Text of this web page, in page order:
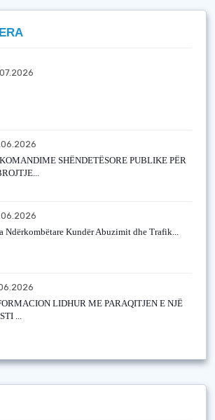
SHËNDETËSORE PUBLIKE PËR
Ndërkombëtare Kundër Abuzimit dhe Trafik...
LIDHUR ME PARAQITJEN E NJË
...